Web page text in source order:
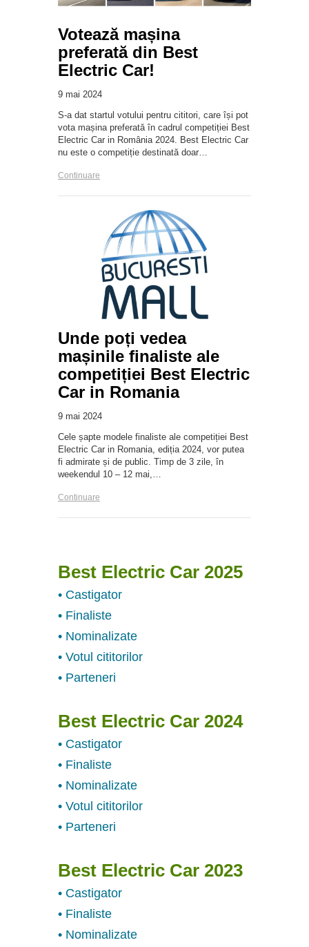
Votează mașina
preferată din Best
Electric Car!
9 mai 2024
S-a dat startul votului pentru cititori, care își pot
vota mașina preferată în cadrul competiției Best
Electric Car in România 2024. Best Electric Car
nu este o competiție destinată doar…
Continuare
Unde poți vedea
mașinile finaliste ale
competiției Best Electric
Car in Romania
9 mai 2024
Cele șapte modele finaliste ale competiției Best
Electric Car in Romania, ediția 2024, vor putea
fi admirate și de public. Timp de 3 zile, în
weekendul 10 – 12 mai,…
Continuare
Best Electric Car 2025
• Castigator
• Finaliste
• Nominalizate
• Votul cititorilor
• Parteneri
Best Electric Car 2024
• Castigator
• Finaliste
• Nominalizate
• Votul cititorilor
• Parteneri
Best Electric Car 2023
• Castigator
• Finaliste
• Nominalizate